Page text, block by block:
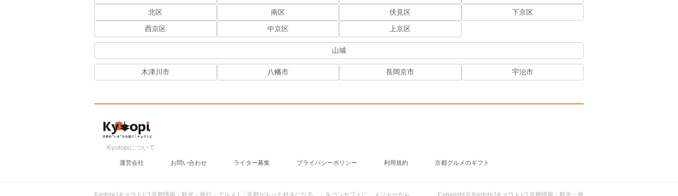
北区 南区 伏見区 下京区
西京区 中京区 上京区
山城
木津川市 八幡市 長岡京市 宇治市
Kyotopiについて
運営会社 お問い合わせ ライター募集 プライバシーポリシー 利用規約 京都グルメのギフト
Kyotopi [キョウトピ] 京都情報・観光・旅行・グルメ | 「京都がもっと好きになる。」をコンセプトに、メジャーから Copyright © Kyotopi [キョウトピ] 京都情報・観光・旅